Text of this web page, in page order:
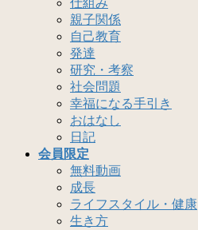
仕組み
親子関係
自己教育
発達
研究・考察
社会問題
幸福になる手引き
おはなし
日記
会員限定
無料動画
成長
ライフスタイル・健康
生き方